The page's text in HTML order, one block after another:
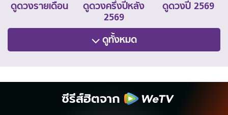
ดูดวงรายเดือน
ดูดวงครึ่งปีหลัง
2569
ดูดวงปี 2569
ดูทั้งหมด
ซีรีส์ฮิตจาก